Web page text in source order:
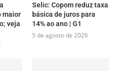
maior
veja
Selic: Copom reduz taxa
básica de juros para
14% ao ano | G1
5 de agosto de 2026